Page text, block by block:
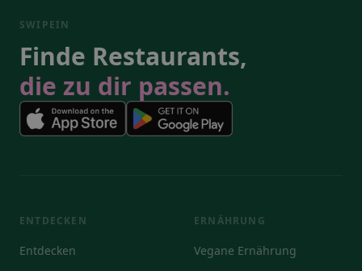
SWIPEIN
Finde Restaurants,
die zu dir passen.
ENTDECKEN
Entdecken
ERNÄHRUNG
Vegane Ernährung